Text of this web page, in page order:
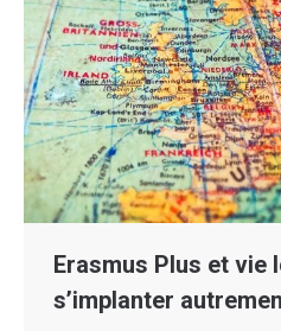
Erasmus Plus et vie
s’implanter